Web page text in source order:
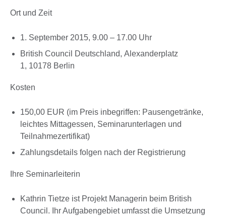
Ort und Zeit
1. September 2015, 9.00 – 17.00 Uhr
British Council Deutschland, Alexanderplatz
1, 10178 Berlin
Kosten
150,00 EUR (im Preis inbegriffen: Pausengetränke,
leichtes Mittagessen, Seminarunterlagen und
Teilnahmezertifikat)
Zahlungsdetails folgen nach der Registrierung
Ihre Seminarleiterin
Kathrin Tietze ist Projekt Managerin beim British
Council. Ihr Aufgabengebiet umfasst die Umsetzung